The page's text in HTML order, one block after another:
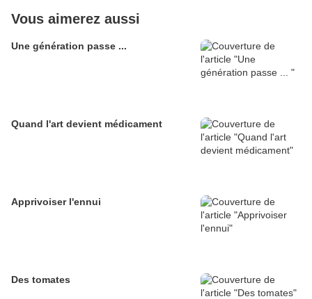
Vous aimerez aussi
Une génération passe ...
Quand l'art devient médicament
Apprivoiser l'ennui
Des tomates